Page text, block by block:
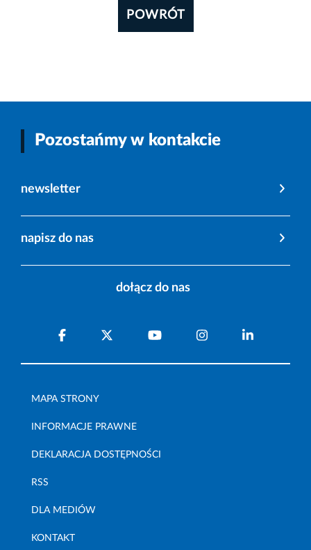
POWRÓT
Pozostańmy w kontakcie
newsletter
napisz do nas
dołącz do nas
MAPA STRONY
INFORMACJE PRAWNE
DEKLARACJA DOSTĘPNOŚCI
RSS
DLA MEDIÓW
KONTAKT